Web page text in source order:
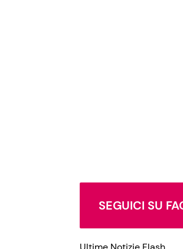
SEGUICI SU